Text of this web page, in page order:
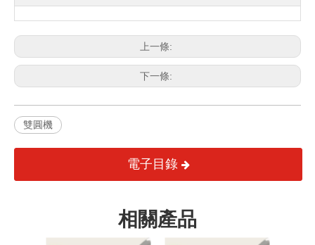
上一條:
下一條:
雙圓機
電子目錄
相關產品